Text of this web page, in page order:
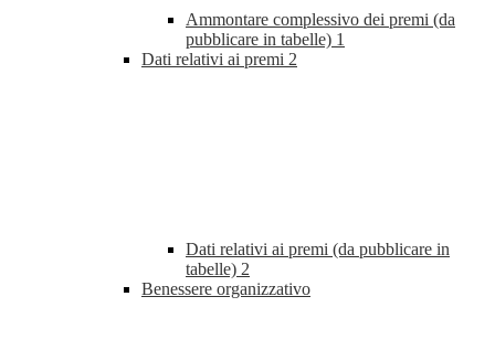
Ammontare complessivo dei premi (da
pubblicare in tabelle) 1
Dati relativi ai premi 2
Dati relativi ai premi (da pubblicare in
tabelle) 2
Benessere organizzativo